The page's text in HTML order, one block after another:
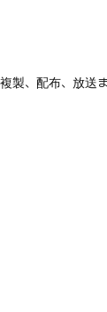
製、配布、放送